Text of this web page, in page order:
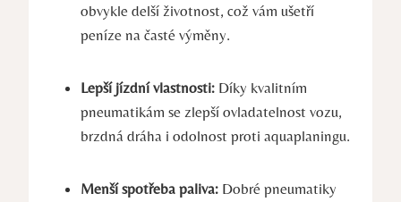
obvykle delší životnost, což vám ušetří
peníze na časté výměny.
Lepší jízdní vlastnosti: Díky kvalitním
pneumatikám se zlepší ovladatelnost vozu,
brzdná dráha i odolnost proti aquaplaningu.
Menší spotřeba paliva: Dobré pneumatiky